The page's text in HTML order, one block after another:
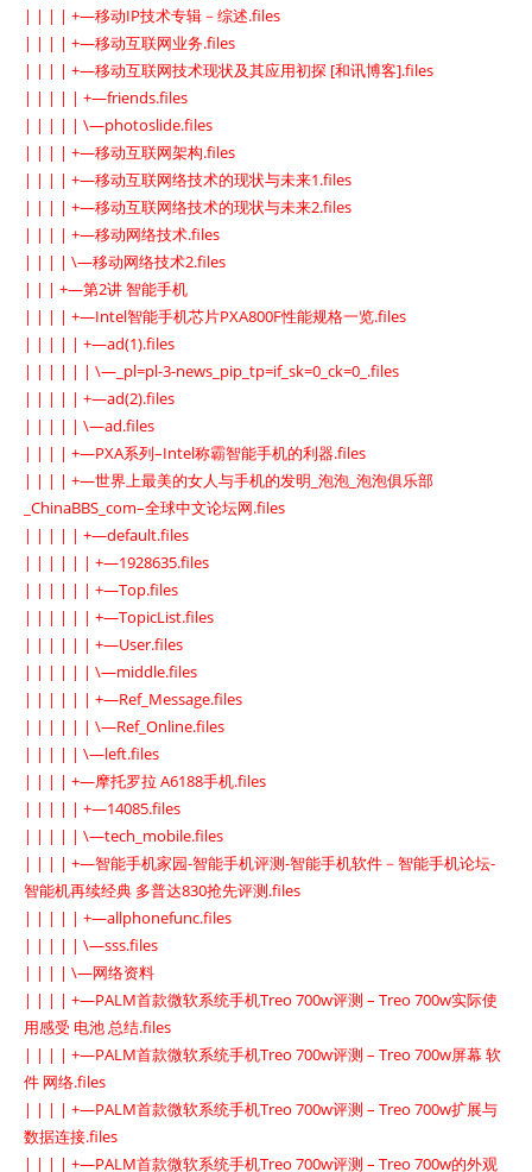
| | | | +—移动IP技术专辑－综述.files
| | | | +—移动互联网业务.files
| | | | +—移动互联网技术现状及其应用初探 [和讯博客].files
| | | | | +—friends.files
| | | | | \—photoslide.files
| | | | +—移动互联网架构.files
| | | | +—移动互联网络技术的现状与未来1.files
| | | | +—移动互联网络技术的现状与未来2.files
| | | | +—移动网络技术.files
| | | | \—移动网络技术2.files
| | | +—第2讲 智能手机
| | | | +—Intel智能手机芯片PXA800F性能规格一览.files
| | | | | +—ad(1).files
| | | | | | \—_pl=pl-3-news_pip_tp=if_sk=0_ck=0_.files
| | | | | +—ad(2).files
| | | | | \—ad.files
| | | | +—PXA系列–Intel称霸智能手机的利器.files
| | | | +—世界上最美的女人与手机的发明_泡泡_泡泡俱乐部
_ChinaBBS_com–全球中文论坛网.files
| | | | | +—default.files
| | | | | | +—1928635.files
| | | | | | +—Top.files
| | | | | | +—TopicList.files
| | | | | | +—User.files
| | | | | | \—middle.files
| | | | | | +—Ref_Message.files
| | | | | | \—Ref_Online.files
| | | | | \—left.files
| | | | +—摩托罗拉 A6188手机.files
| | | | | +—14085.files
| | | | | \—tech_mobile.files
| | | | +—智能手机家园-智能手机评测-智能手机软件－智能手机论坛-
智能机再续经典 多普达830抢先评测.files
| | | | | +—allphonefunc.files
| | | | | \—sss.files
| | | | \—网络资料
| | | | +—PALM首款微软系统手机Treo 700w评测 – Treo 700w实际使
用感受 电池 总结.files
| | | | +—PALM首款微软系统手机Treo 700w评测 – Treo 700w屏幕 软
件 网络.files
| | | | +—PALM首款微软系统手机Treo 700w评测 – Treo 700w扩展与
数据连接.files
| | | | +—PALM首款微软系统手机Treo 700w评测 – Treo 700w的外观